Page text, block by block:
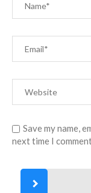
Save my name,
next time I